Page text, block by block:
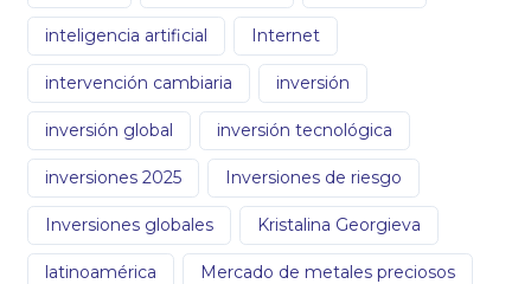
inteligencia artificial Internet
intervención cambiaria inversión
inversión global inversión tecnológica
inversiones 2025 Inversiones de riesgo
Inversiones globales Kristalina Georgieva
latinoamérica Mercado de metales preciosos